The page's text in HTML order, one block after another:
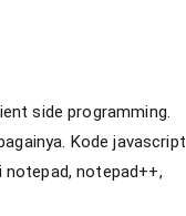
side programming.
Kode javascript
notepad, notepad++,